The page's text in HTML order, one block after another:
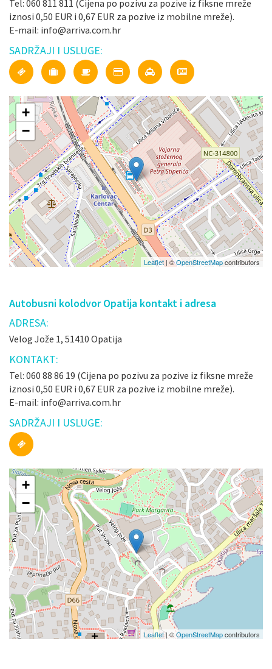
Tel: 060 811 811 (Cijena po pozivu za pozive iz fiksne mreže
iznosi 0,50 EUR i 0,67 EUR za pozive iz mobilne mreže).
E-mail: info@arriva.com.hr
SADRŽAJI I USLUGE:
+
−
Leaflet | ©OpenStreetMapcontributors
Autobusni kolodvor Opatija kontakt i adresa
ADRESA:
Velog Jože 1, 51410 Opatija
KONTAKT:
Tel: 060 88 86 19 (Cijena po pozivu za pozive iz fiksne mreže
iznosi 0,50 EUR i 0,67 EUR za pozive iz mobilne mreže).
E-mail: info@arriva.com.hr
SADRŽAJI I USLUGE:
+
−
Leaflet| ©OpenStreetMapcontributors